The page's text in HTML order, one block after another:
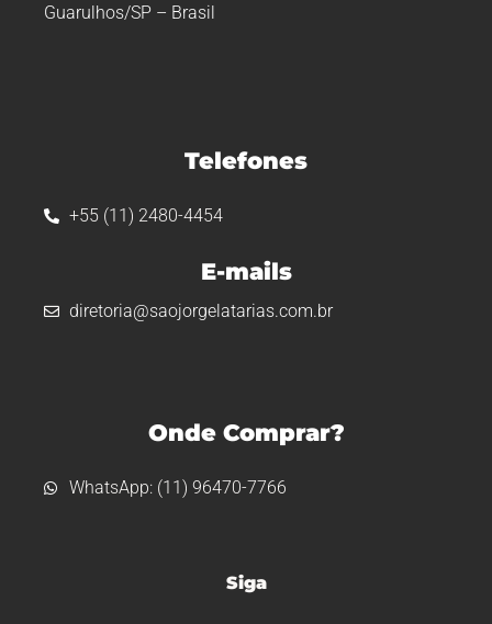
Guarulhos/SP – Brasil
Telefones
+55 (11) 2480-4454
E-mails
diretoria@saojorgelatarias.com.br
Onde Comprar?
WhatsApp: (11) 96470-7766
Siga